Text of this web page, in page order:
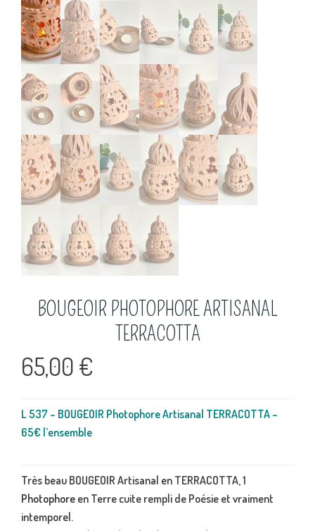
BOUGEOIR PHOTOPHORE ARTISANAL
TERRACOTTA
65,00 €
L 537 – BOUGEOIR Photophore Artisanal TERRACOTTA –
65€ l’ensemble
Très beau BOUGEOIR Artisanal en TERRACOTTA, 1
Photophore en Terre cuite rempli de Poésie et vraiment
intemporel.